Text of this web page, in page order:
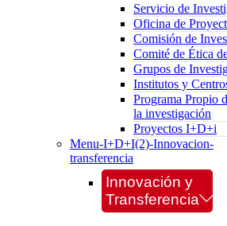
Servicio de
Oficina de
Comisión de
Comité de Ética
Grupos de
Institutos y
Programa Propio
la investigación
Proyectos I+D+i
Menu-I+D+I(2)-Innovacion-
transferencia
Innovación y
Transferencia